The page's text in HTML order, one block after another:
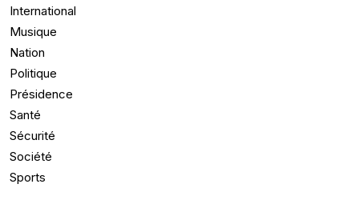
International
Musique
Nation
Politique
Présidence
Santé
Sécurité
Société
Sports